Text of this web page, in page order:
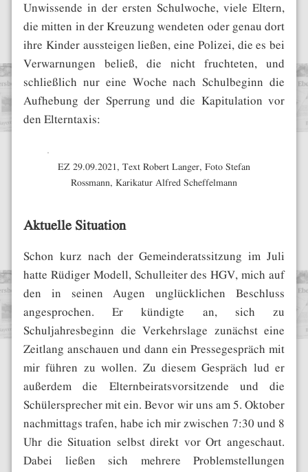
Unwissende in der ersten Schulwoche, viele Eltern,
die mitten in der Kreuzung wendeten oder genau dort
ihre Kinder aussteigen ließen, eine Polizei, die es bei
Verwarnungen beließ, die nicht fruchteten, und
schließlich nur eine Woche nach Schulbeginn die
Aufhebung der Sperrung und die Kapitulation vor
den Elterntaxis:
EZ 29.09.2021, Text Robert Langer, Foto Stefan
Rossmann, Karikatur Alfred Scheffelmann
Aktuelle Situation
Schon kurz nach der Gemeinderatssitzung im Juli
hatte Rüdiger Modell, Schulleiter des HGV, mich auf
den in seinen Augen unglücklichen Beschluss
angesprochen. Er kündigte an, sich zu
Schuljahresbeginn die Verkehrslage zunächst eine
Zeitlang anschauen und dann ein Pressegespräch mit
mir führen zu wollen. Zu diesem Gespräch lud er
außerdem die Elternbeiratsvorsitzende und die
Schülersprecher mit ein. Bevor wir uns am 5. Oktober
nachmittags trafen, habe ich mir zwischen 7:30 und 8
Uhr die Situation selbst direkt vor Ort angeschaut.
Dabei ließen sich mehrere Problemstellungen